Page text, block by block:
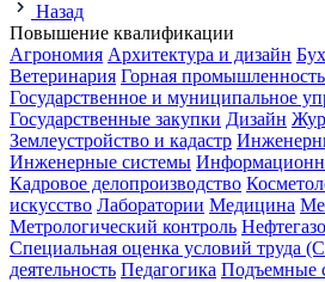
Назад
Повышение квалификации
Агрономия Архитектура и дизайн
Ветеринария Горная
Государственное и муниципальное
Государственные закупки Дизайн
Землеустройство и кадастр
Инженерные системы
Кадровое делопроизводство
искусство Лаборатории Медицина
Метрологический контроль
Специальная оценка условий труда
деятельность Педагогика Подъемные